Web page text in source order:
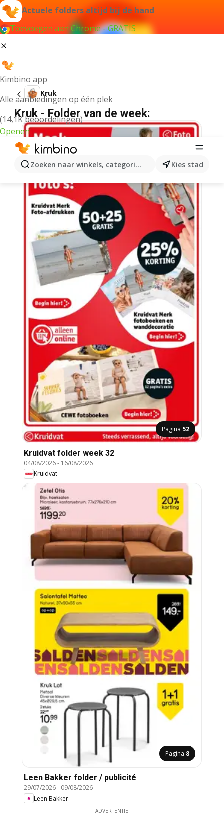
Actuele folders altijd bij de hand
Toevoegen aan Chrome - GRATIS
Kimbino app
Alle aanbiedingen op één plek
(14,1K beoordelingen)
Openen
Zoeken naar winkels, categorieën, producten...
Kies stad
Kruk
Kruk - Folder van de week:
Pagina 52
Kruidvat folder week 32
04/08/2026- 16/08/2026
Kruidvat
Pagina 8
Leen Bakker folder / publicité
29/07/2026- 09/08/2026
Leen Bakker
ADVERTENTIE